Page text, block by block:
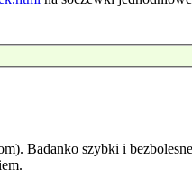
Badanko szybki i